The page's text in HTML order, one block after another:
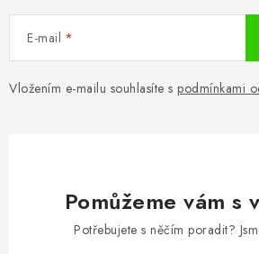
E-mail
Vložením e-mailu souhlasíte s podmínkami
Pomůžeme vám s
Potřebujete s něčím poradit?